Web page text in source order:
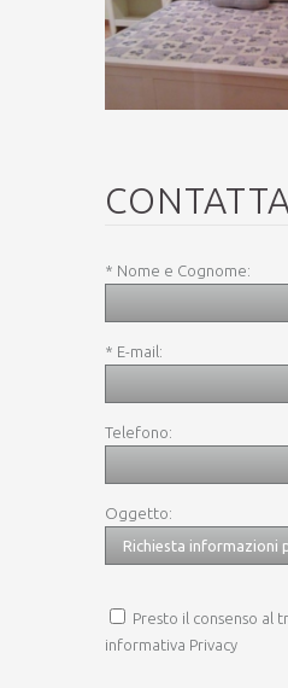
* Nome e Cognome:
* E-mail:
Telefono:
Oggetto:
Presto il consenso al
informativa Privacy